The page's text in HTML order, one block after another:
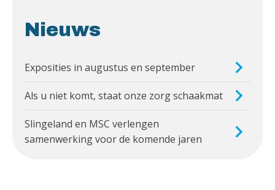
Nieuws
Exposities in augustus en september
Als u niet komt, staat onze zorg schaakmat
Slingeland en MSC verlengen
samenwerking voor de komende jaren